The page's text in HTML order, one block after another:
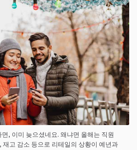
, 이미 늦으셨네요. 왜냐면 올해는 직원
재고 감소 등으로 리테일의 상황이 예년과